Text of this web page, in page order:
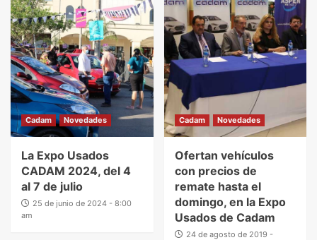
Cadam Novedades
La Expo Usados
CADAM 2024, del 4
al 7 de julio
25 de junio de 2024 - 8:00
am
Cadam Novedades
Ofertan vehículos
con precios de
remate hasta el
domingo, en la Expo
Usados de Cadam
24 de agosto de 2019 -